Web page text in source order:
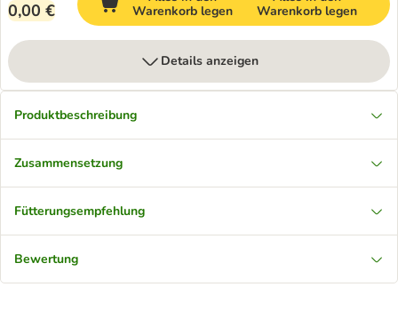
0,00 €
Warenkorb legen
Warenkorb legen
Details anzeigen
Produktbeschreibung
Zusammensetzung
Fütterungsempfehlung
Bewertung